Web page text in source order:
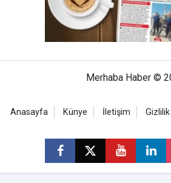
Merhaba Haber ©
Anasayfa Künye İletişim